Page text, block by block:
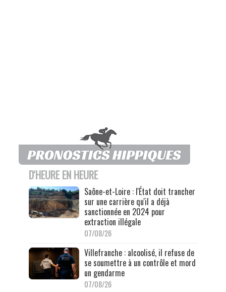
D'HEURE EN HEURE
Saône-et-Loire : l'État doit trancher
sur une carrière qu'il a déjà
sanctionnée en 2024 pour
extraction illégale
07/08/26
Villefranche : alcoolisé, il refuse de
se soumettre à un contrôle et mord
un gendarme
07/08/26